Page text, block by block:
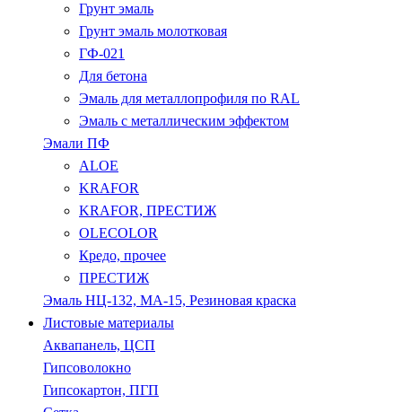
Грунт эмаль
Грунт эмаль молотковая
ГФ-021
Для бетона
Эмаль для металлопрофиля по RAL
Эмаль с металлическим эффектом
Эмали ПФ
ALOE
KRAFOR
KRAFOR, ПРЕСТИЖ
OLECOLOR
Кредо, прочее
ПРЕСТИЖ
Эмаль НЦ-132, МА-15, Резиновая краска
Листовые материалы
Аквапанель, ЦСП
Гипсоволокно
Гипсокартон, ПГП